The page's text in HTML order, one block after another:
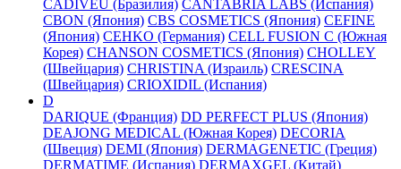
CADIVEU (Бразилия) CANTABRIA LABS (Испания)
CBON (Япония) CBS COSMETICS (Япония) CEFINE
(Япония) CEHKO (Германия) CELL FUSION C (Южная
Корея) CHANSON COSMETICS (Япония) CHOLLEY
(Швейцария) CHRISTINA (Израиль) CRESCINA
(Швейцария) CRIOXIDIL (Испания)
D
DARIQUE (Франция) DD PERFECT PLUS (Япония)
DEAJONG MEDICAL (Южная Корея) DECORIA
(Швеция) DEMI (Япония) DERMAGENETIC (Греция)
DERMATIME (Испания) DERMAXGEL (Китай)